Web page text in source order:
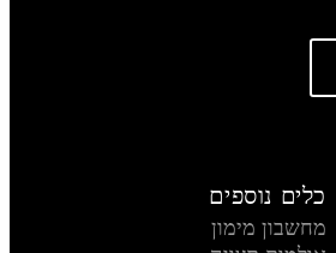
כלים נוספים
מחשבון מימון